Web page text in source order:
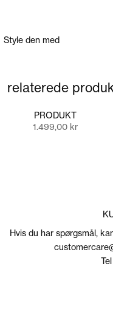
Style den med
relaterede
PRODUKT
Salgspris
1.499,00 kr
Hvis du har spørgsmål,